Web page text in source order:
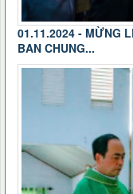
01.11.2024 - MỪNG
BAN CHUNG...